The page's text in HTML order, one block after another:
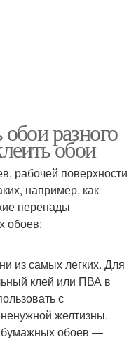
разного
обои
рабочей поверхности
например, как
перепады
обоев:
из самых легких. Для
клей или ПВА в
с
желтизны.
бумажных обоев —